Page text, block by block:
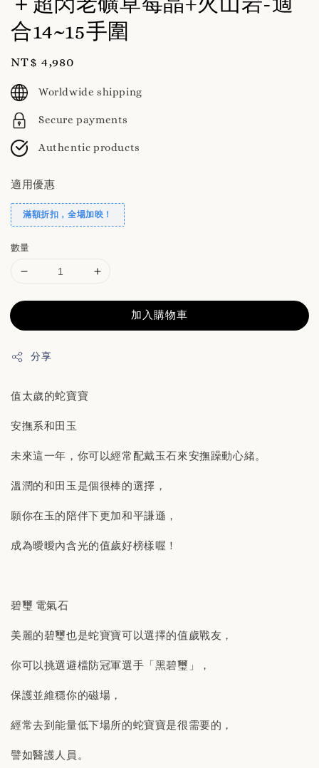
合14~15手圍
Regular
price
NT$ 4,980
Worldwide shipping
Secure payments
Authentic products
適用優惠
滿額折扣，全場加映！
數量
加入購物車
分享
值太歲的蛇寶寶
安撫系和田玉
未來這一年，你可以經常配戴玉石來安撫躁動心緒。
溫潤的和田玉是個很棒的選擇，
願你在玉的陪伴下更加和平謙遜，
成為曖曖內含光的值歲好榜樣喔！
碧璽 電氣石
美麗的碧璽也是蛇寶寶可以選擇的值歲戰友，
你可以挑選避檔防冠軍選手「黑碧璽」，
保護並維穩你的磁場，
經常去到能量低下場所的蛇寶寶是很需要的，
譬如醫護人員。